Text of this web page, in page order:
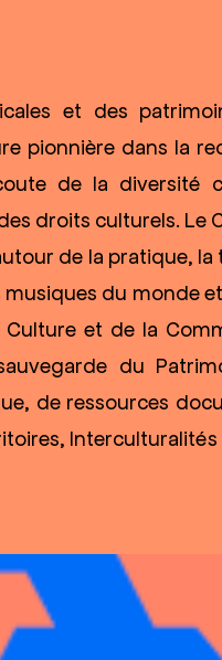
et des
pionnière dans la
de la diversité
droits culturels. Le
de la pratique, la
du monde
Culture et de la
du
de ressources
Interculturalités